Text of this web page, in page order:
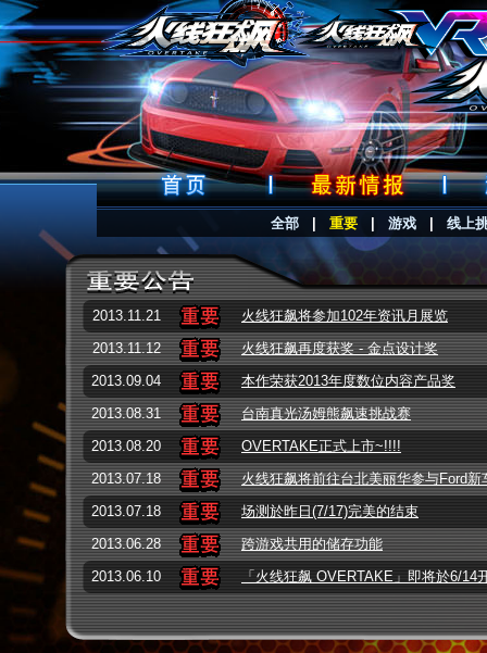
全部 重要 游戏 线上
2013.11.21
火线狂飙将参加102年资讯月展览
2013.11.12
火线狂飙再度获奖 - 金点设计奖
2013.09.04
本作荣获2013年度数位内容产品奖
2013.08.31
台南真光汤姆熊飙速挑战赛
2013.08.20
OVERTAKE正式上市~!!!!
2013.07.18
火线狂飙将前往台北美丽华参与Ford新
2013.07.18
场测於昨日(7/17)完美的结束
2013.06.28
跨游戏共用的储存功能
2013.06.10
「火线狂飙 OVERTAKE」即将於6/